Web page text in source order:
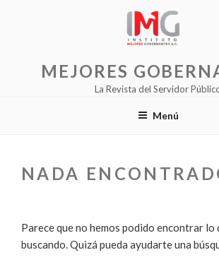
MEJORES
La Revista del Servidor
Menú
NADA
Parece que no hemos podido encontrar lo
buscando. Quizá pueda ayudarte una